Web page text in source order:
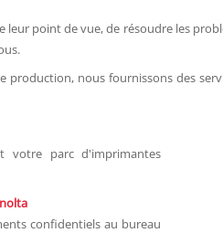
point de vue, de résoudre les
nous fournissons des
votre parc d'imprimantes
confidentiels au bureau